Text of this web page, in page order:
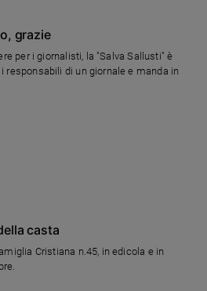
grazie
per i giornalisti, la "Salva Sallusti" è
responsabili di un giornale e manda in
casta
Cristiana n.45, in edicola e in